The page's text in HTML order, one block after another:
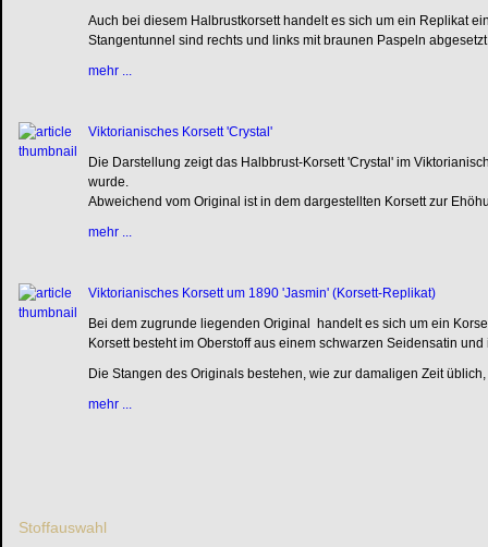
Auch bei diesem Halbrustkorsett handelt es sich um ein Replikat
Stangentunnel sind rechts und links mit braunen Paspeln
mehr ...
Viktorianisches Korsett 'Crystal'
Die Darstellung zeigt das Halbbrust-Korsett 'Crystal' im
wurde.
Abweichend vom Original ist in dem dargestellten Korsett zur
mehr ...
Viktorianisches Korsett um 1890 'Jasmin' (Korsett-Replikat)
Bei dem zugrunde liegenden Original handelt es sich um ein
Korsett besteht im Oberstoff aus einem schwarzen Seidensatin
Die Stangen des Originals bestehen, wie zur damaligen Zeit
mehr ...
Stoffauswahl